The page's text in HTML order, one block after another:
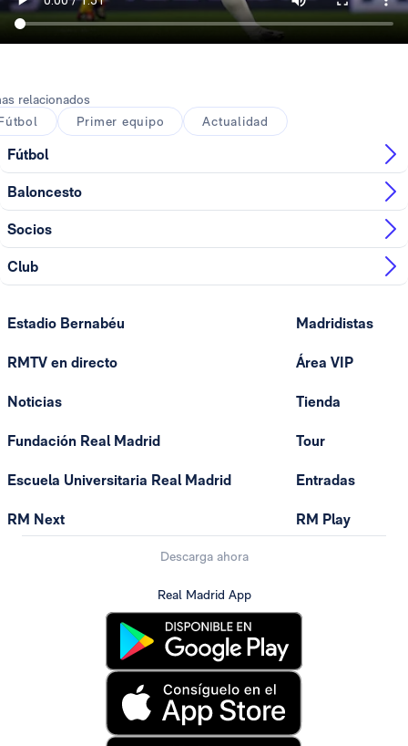
relacionados
Primer equipo Actualidad
Fútbol
Baloncesto
Socios
Club
Estadio Bernabéu
RMTV en directo
Noticias
Fundación Real Madrid
Escuela Universitaria Real Madrid
RM Next
Madridistas
Área VIP
Tienda
Tour
Entradas
RM Play
Descarga ahora
Real Madrid App